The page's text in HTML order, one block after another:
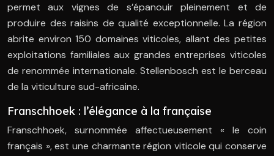
permet aux vignes de s’épanouir pleinement et de
produire des raisins de qualité exceptionnelle. La région
abrite environ 150 domaines viticoles, allant des petites
exploitations familiales aux grandes entreprises viticoles
de renommée internationale. Stellenbosch est le berceau
de la viticulture sud-africaine.
Franschhoek : l’élégance à la française
Franschhoek, surnommée affectueusement « le coin
français », est une charmante région viticole qui conserve